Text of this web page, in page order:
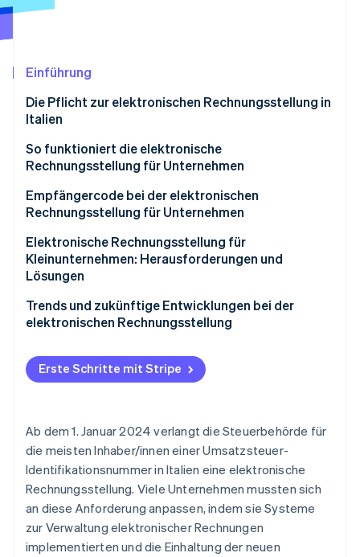
Climate
CO₂-Entnahme
Identity
Online-Identitätsprüfung
Stripe-Sessions 2026
Jetzt ansehen
Einführung
Die Pflicht zur elektronischen Rechnungsstellung in
Italien
So funktioniert die elektronische
Rechnungsstellung für Unternehmen
Empfängercode bei der elektronischen
Rechnungsstellung für Unternehmen
Elektronische Rechnungsstellung für
Kleinunternehmen: Herausforderungen und
Lösungen
Trends und zukünftige Entwicklungen bei der
elektronischen Rechnungsstellung
Erste Schritte mit Stripe
Ab dem 1. Januar 2024 verlangt die Steuerbehörde für
die meisten Inhaber/innen einer Umsatzsteuer-
Identifikationsnummer in Italien eine elektronische
Rechnungsstellung. Viele Unternehmen mussten sich
an diese Anforderung anpassen, indem sie Systeme
zur Verwaltung elektronischer Rechnungen
implementierten und die Einhaltung der neuen